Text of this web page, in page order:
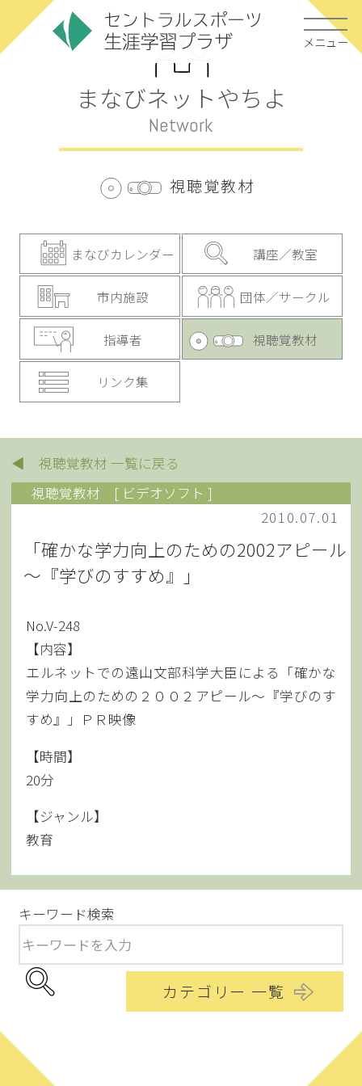
メニュー
まなびネットやちよ
Network
視聴覚教材
まなびカレンダー 講座／教室
市内施設 団体／サークル
指導者 視聴覚教材
リンク集
◀ 視聴覚教材 一覧に戻る
視聴覚教材
[ ビデオソフト ]
2010.07.01
「確かな学力向上のための2002アピール
～『学びのすすめ』」
No.V-248
【内容】
エルネットでの遠山文部科学大臣による「確かな
学力向上のための２００２アピール～『学びのす
すめ』」ＰＲ映像
【時間】
20分
【ジャンル】
教育
キーワード検索
カテゴリー 一覧